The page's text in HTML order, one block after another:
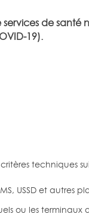
de
19).
techniques
USSD et autres
ou les